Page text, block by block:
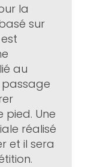
la
sur
au
passage
Une
réalisé
et il sera